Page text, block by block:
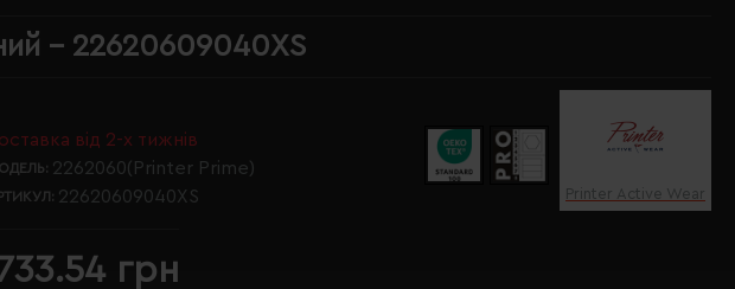
- 22620609040XS
від 2-х тижнів
2262060(Printer Prime)
22620609040XS Printer Active Wear
грн